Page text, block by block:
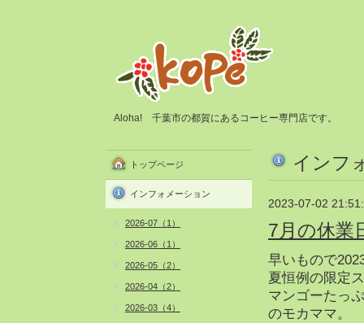
Aloha! 千葉市の都賀にあるコーヒー専門店です。
インフ
2023-07-02
7月の休業
早いもので
夏恒例の限定
マンゴーたっ
のモカママ。
トップページ
インフォメーション
2026-07（1）
2026-06（1）
2026-05（2）
2026-04（2）
2026-03（4）